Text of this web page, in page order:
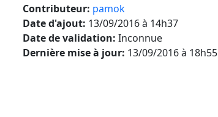
Contributeur: pamok
Date d'ajout: 13/09/2016 à 14h37
Date de validation: Inconnue
Dernière mise à jour: 13/09/2016 à 18h55